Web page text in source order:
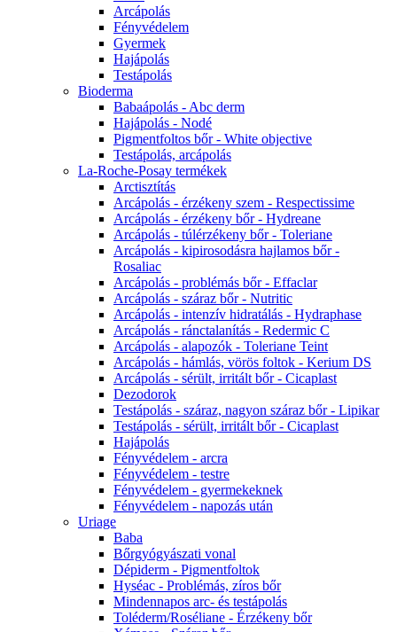
Arcápolás
Fényvédelem
Gyermek
Hajápolás
Testápolás
Bioderma
Babaápolás - Abc derm
Hajápolás - Nodé
Pigmentfoltos bőr - White objective
Testápolás, arcápolás
La-Roche-Posay termékek
Arctisztítás
Arcápolás - érzékeny szem - Respectissime
Arcápolás - érzékeny bőr - Hydreane
Arcápolás - túlérzékeny bőr - Toleriane
Arcápolás - kipirosodásra hajlamos bőr -
Rosaliac
Arcápolás - problémás bőr - Effaclar
Arcápolás - száraz bőr - Nutritic
Arcápolás - intenzív hidratálás - Hydraphase
Arcápolás - ránctalanítás - Redermic C
Arcápolás - alapozók - Toleriane Teint
Arcápolás - hámlás, vörös foltok - Kerium DS
Arcápolás - sérült, irritált bőr - Cicaplast
Dezodorok
Testápolás - száraz, nagyon száraz bőr - Lipikar
Testápolás - sérült, irritált bőr - Cicaplast
Hajápolás
Fényvédelem - arcra
Fényvédelem - testre
Fényvédelem - gyermekeknek
Fényvédelem - napozás után
Uriage
Baba
Bőrgyógyászati vonal
Dépiderm - Pigmentfoltok
Hyséac - Problémás, zíros bőr
Mindennapos arc- és testápolás
Toléderm/Roséliane - Érzékeny bőr